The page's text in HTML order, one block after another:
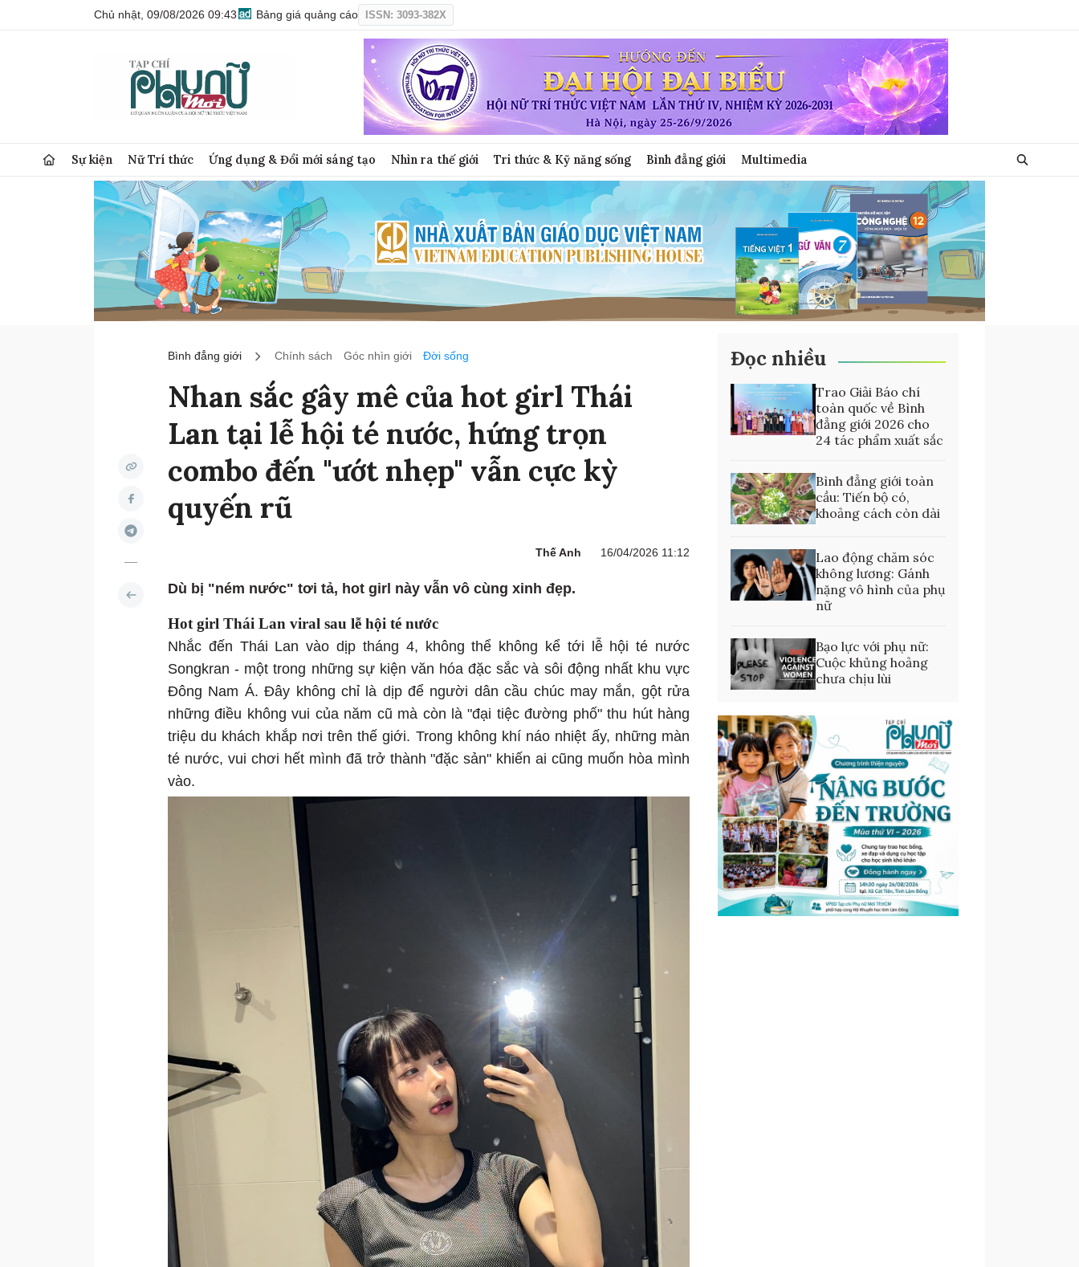
Chủ nhật, 09/08/2026 09:43 Bảng giá quảng cáo ISSN: 3093-382X
Sự kiện Nữ Trí thức Ứng dụng & Đổi mới sáng tạo Nhìn ra thế giới Tri thức & Kỹ năng sống Bình đẳng giới Multimedia
Bình đẳng giới Chính sách Góc nhìn giới Đời sống
Nhan sắc gây mê của hot girl Thái
Lan tại lễ hội té nước, hứng trọn
combo đến "ướt nhẹp" vẫn cực kỳ
quyến rũ
Thế Anh 16/04/2026 11:12
Dù bị "ném nước" tơi tả, hot girl này vẫn vô cùng xinh đẹp.
Hot girl Thái Lan viral sau lễ hội té nước
Nhắc đến Thái Lan vào dịp tháng 4, không thể không kể tới lễ hội té nước
Songkran - một trong những sự kiện văn hóa đặc sắc và sôi động nhất khu vực
Đông Nam Á. Đây không chỉ là dịp để người dân cầu chúc may mắn, gột rửa
những điều không vui của năm cũ mà còn là "đại tiệc đường phố" thu hút hàng
triệu du khách khắp nơi trên thế giới. Trong không khí náo nhiệt ấy, những màn
té nước, vui chơi hết mình đã trở thành "đặc sản" khiến ai cũng muốn hòa mình
vào.
Đọc nhiều
Trao Giải Báo chí
toàn quốc về Bình
đẳng giới 2026 cho
24 tác phẩm xuất sắc
Bình đẳng giới toàn
cầu: Tiến bộ có,
khoảng cách còn dài
Lao động chăm sóc
không lương: Gánh
nặng vô hình của phụ
nữ
Bạo lực với phụ nữ:
Cuộc khủng hoảng
chưa chịu lùi